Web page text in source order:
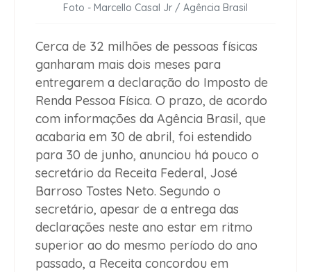
Foto - Marcello Casal Jr / Agência Brasil
Cerca de 32 milhões de pessoas físicas
ganharam mais dois meses para
entregarem a declaração do Imposto de
Renda Pessoa Física. O prazo, de acordo
com informações da Agência Brasil, que
acabaria em 30 de abril, foi estendido
para 30 de junho, anunciou há pouco o
secretário da Receita Federal, José
Barroso Tostes Neto. Segundo o
secretário, apesar de a entrega das
declarações neste ano estar em ritmo
superior ao do mesmo período do ano
passado, a Receita concordou em